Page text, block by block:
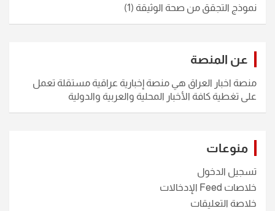
نموذج التجقق من صحة الوثيقة (1)
عن المنصة
منصة اخبار العراق هي منصة إخبارية عراقية مستقلة تعمل
على تغطية كافة الأخبار المحلية والعربية والدولية
منوعات
تسجيل الدخول
خلاصات Feed الإدخالات
خلاصة التعليقات